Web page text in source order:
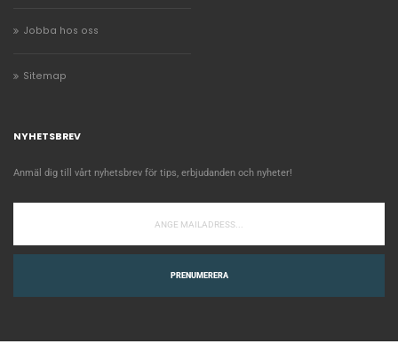
Jobba hos oss
Sitemap
NYHETSBREV
Anmäl dig till vårt nyhetsbrev för tips, erbjudanden och nyheter!
PRENUMERERA